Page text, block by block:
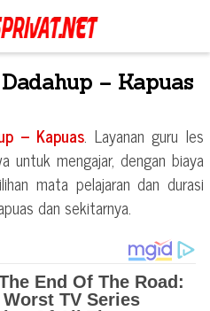
Dadahup – Kapuas
– Kapuas. Layanan guru les
untuk mengajar, dengan biaya
mata pelajaran dan durasi
dan sekitarnya.